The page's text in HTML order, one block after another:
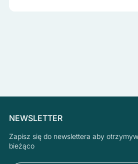
NEWSLETTER
Zapisz się do newslettera aby
bieżąco